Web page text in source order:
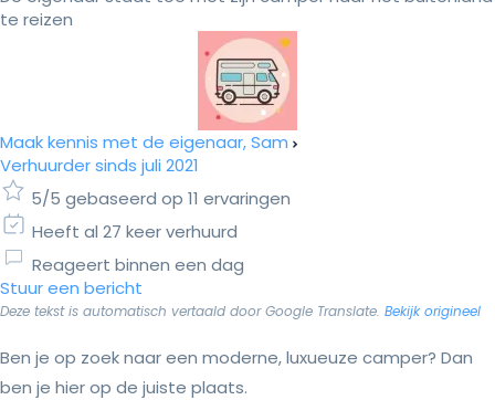
te reizen
Maak kennis met de eigenaar, Sam
Verhuurder sinds juli 2021
5/5 gebaseerd op 11 ervaringen
Heeft al 27 keer verhuurd
Reageert binnen een dag
Stuur een bericht
Deze tekst is automatisch vertaald door Google Translate. Bekijk origineel
Ben je op zoek naar een moderne, luxueuze camper? Dan
ben je hier op de juiste plaats.